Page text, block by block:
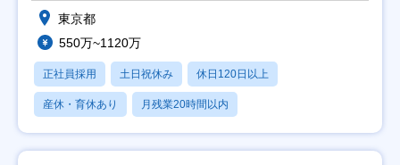
東京都
550万~1120万
正社員採用 土日祝休み 休日120日以上
産休・育休あり 月残業20時間以内